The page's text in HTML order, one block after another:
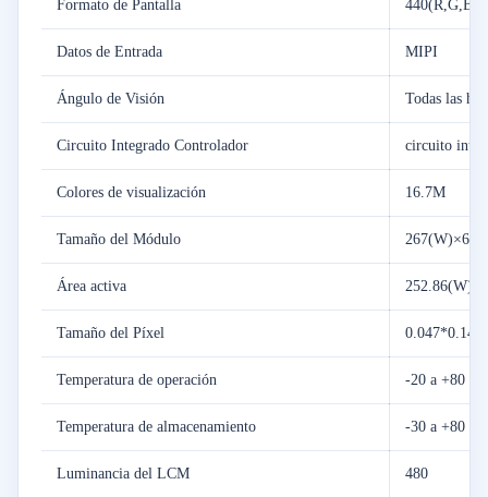
Formato de Pantalla
Datos de Entrada MIPI
Ángulo de Visión Todas las
Circuito Integrado Controlador circuito
Colores de visualización 16.7M
Tamaño del Módulo
Área activa 252.86(W)
Tamaño del Píxel 0.047*0.141
Temperatura de operación -20 a +80
Temperatura de almacenamiento -30 a +80
Luminancia del LCM 480